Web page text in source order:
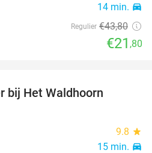
14 min. directions_car
Regulier €43,80
€21 ,80
bij Het Waldhoorn
9.8 star
15 min. directions_car